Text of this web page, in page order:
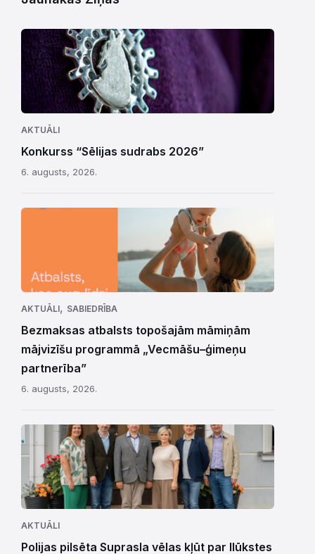
AKTUĀLI
Konkurss “Sēlijas sudrabs 2026”
6. augusts, 2026.
AKTUĀLI, SABIEDRĪBA
Bezmaksas atbalsts topošajām māmiņām
mājvizīšu programmā „Vecmāšu–ģimeņu
partnerība”
6. augusts, 2026.
AKTUĀLI
Polijas pilsēta Suprasla vēlas kļūt par Ilūkstes